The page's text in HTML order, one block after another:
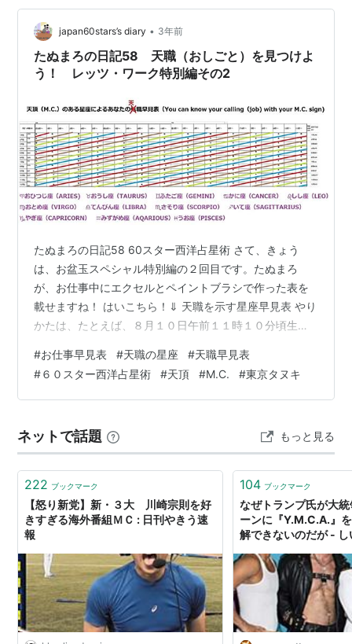
japan60stars’s diary • 3年前
たぬまろの日記58 天職（おしごと）を見つけよ
う！ レッツ・ワーク特別編その2
たぬまろの日記58 60スター西洋占星術 さて、きょう
は、お盆玉スペシャル特別編の２回目です。たぬまろ
が、お仕事中にエクセルとペイントブラシで作った表を
載せますね！ はいこちら！⇓ 天職を示す星座早見表 やり
かたは、たとえば、８月１０日午前１１時１０分頃生ま
星座の探し方 具体例 このピンク色の線の交わる部分が
M.C.のある星座です。 この人は、しし座にM.C.がありま
すよ、ということです。 つまり、天職を知りたければ、
て、秒で天職がわかります！！！ もちろん、生まれた時
間が前（30分前とか）に…
#お仕事早見表 #天職の星座 #天職早見表
#６０スター西洋占星術 #天頂 #M.C. #東京タヌキ
ネットで話題 もっと見る
222 ブックマーク
【怒り新党】新・３大 川崎宗則を好
きすぎる海外番組ＭＣ : 日刊やきう速
報
104 ブックマーク
なぜトランプ氏が大
ーンに『Y.M.C.A.』
解できないのだが -